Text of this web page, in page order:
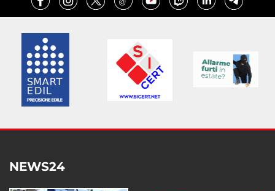
NEWS24